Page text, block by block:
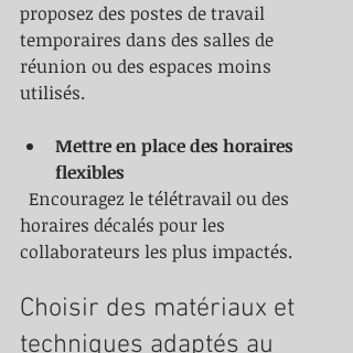
proposez des postes de travail
temporaires dans des salles de
réunion ou des espaces moins
utilisés.
Mettre en place des horaires
flexibles
horaires décalés pour les
collaborateurs les plus impactés.
Choisir des matériaux et
techniques adaptés au